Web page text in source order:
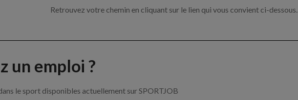
Retrouvez votre chemin en cliquant sur le lien qui vous convient ci-dessous.
un emploi ?
le sport disponibles actuellement sur SPORTJOB